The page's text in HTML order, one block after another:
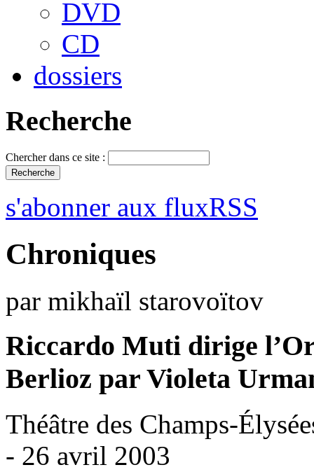
DVD
CD
dossiers
Recherche
Chercher dans ce site :
s'abonner aux fluxRSS
Chroniques
par mikhaïl starovoïtov
Riccardo Muti dirige
Berlioz par Violeta
Théâtre des Champs-
- 26 avril 2003